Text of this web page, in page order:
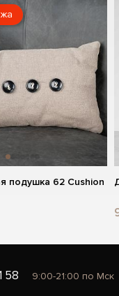
подушка 62 Cushion
58 9:00-21:00 по Мск